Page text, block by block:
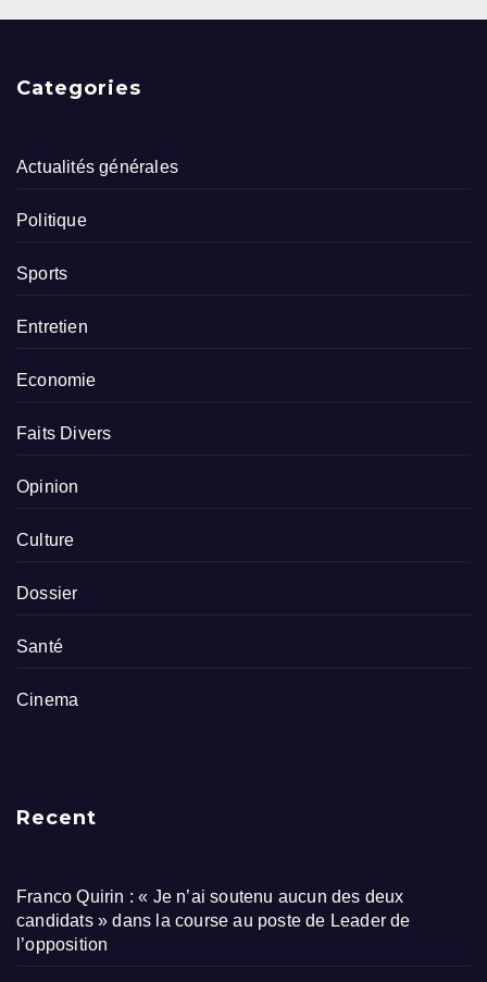
Categories
Actualités générales
Politique
Sports
Entretien
Economie
Faits Divers
Opinion
Culture
Dossier
Santé
Cinema
Recent
Franco Quirin : « Je n’ai soutenu aucun des deux
candidats » dans la course au poste de Leader de
l’opposition